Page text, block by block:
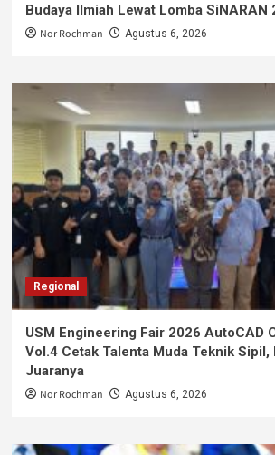
Budaya Ilmiah Lewat Lomba SiNARAN
Nor Rochman Agustus 6, 2026
Regional
USM Engineering Fair 2026 AutoCAD
Vol.4 Cetak Talenta Muda Teknik Sipil,
Juaranya
Nor Rochman Agustus 6, 2026